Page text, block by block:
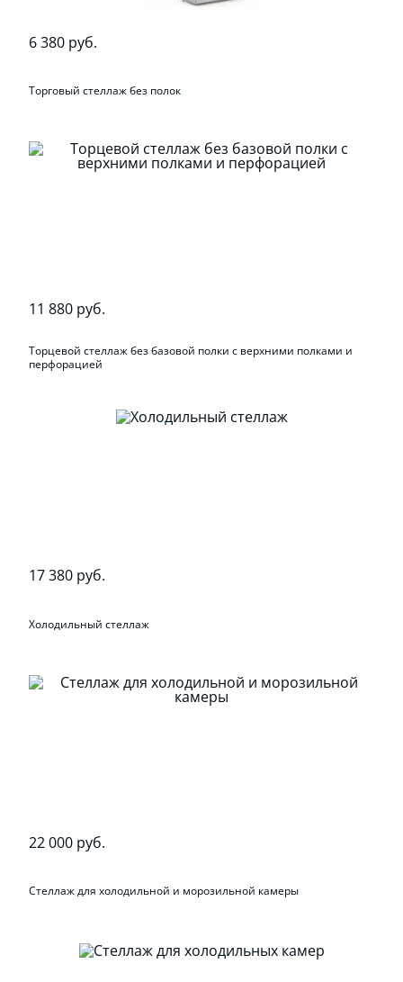
6 380 руб.
Торговый стеллаж без полок
11 880 руб.
Торцевой стеллаж без базовой полки с верхними полками и
перфорацией
17 380 руб.
Холодильный стеллаж
22 000 руб.
Стеллаж для холодильной и морозильной камеры